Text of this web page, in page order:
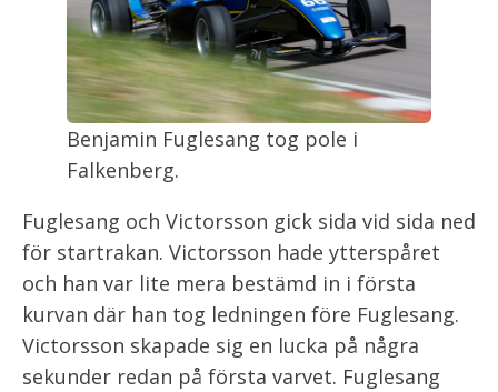
Benjamin Fuglesang tog pole i
Falkenberg.
Fuglesang och Victorsson gick sida vid sida ned
för startrakan. Victorsson hade ytterspåret
och han var lite mera bestämd in i första
kurvan där han tog ledningen före Fuglesang.
Victorsson skapade sig en lucka på några
sekunder redan på första varvet. Fuglesang